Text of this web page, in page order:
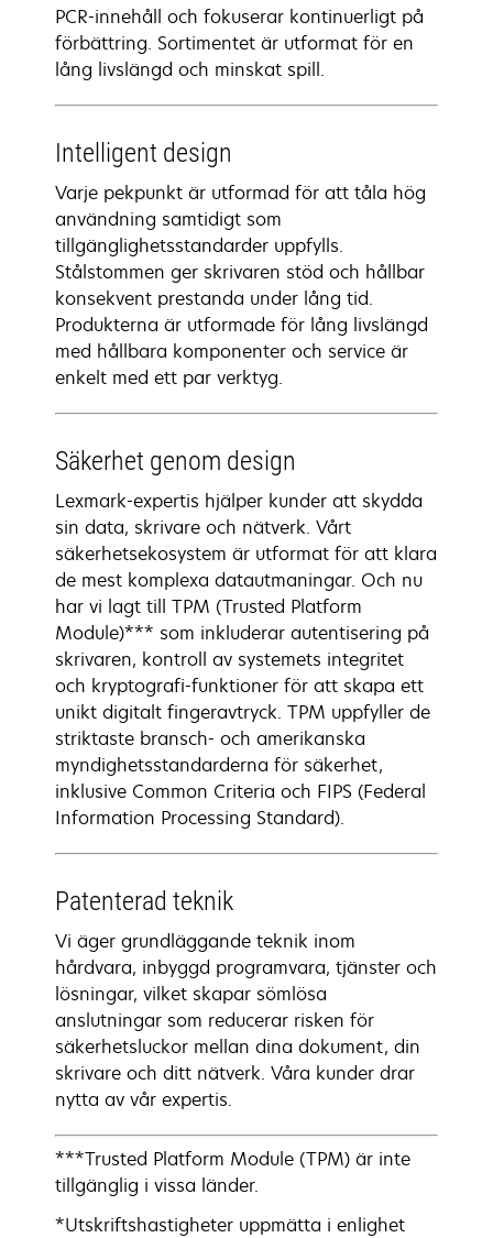
PCR-innehåll och fokuserar kontinuerligt på
förbättring. Sortimentet är utformat för en
lång livslängd och minskat spill.
Intelligent design
Varje pekpunkt är utformad för att tåla hög
användning samtidigt som
tillgänglighetsstandarder uppfylls.
Stålstommen ger skrivaren stöd och hållbar
konsekvent prestanda under lång tid.
Produkterna är utformade för lång livslängd
med hållbara komponenter och service är
enkelt med ett par verktyg.
Säkerhet genom design
Lexmark-expertis hjälper kunder att skydda
sin data, skrivare och nätverk. Vårt
säkerhetsekosystem är utformat för att klara
de mest komplexa datautmaningar. Och nu
har vi lagt till TPM (Trusted Platform
Module)*** som inkluderar autentisering på
skrivaren, kontroll av systemets integritet
och kryptografi-funktioner för att skapa ett
unikt digitalt fingeravtryck. TPM uppfyller de
striktaste bransch- och amerikanska
myndighetsstandarderna för säkerhet,
inklusive Common Criteria och FIPS (Federal
Information Processing Standard).
Patenterad teknik
Vi äger grundläggande teknik inom
hårdvara, inbyggd programvara, tjänster och
lösningar, vilket skapar sömlösa
anslutningar som reducerar risken för
säkerhetsluckor mellan dina dokument, din
skrivare och ditt nätverk. Våra kunder drar
nytta av vår expertis.
***Trusted Platform Module (TPM) är inte
tillgänglig i vissa länder.
*Utskriftshastigheter uppmätta i enlighet